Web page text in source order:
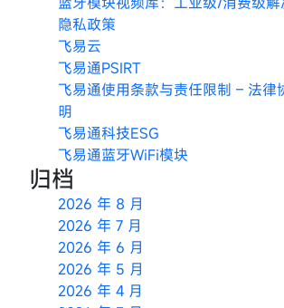
隐私政策
飞易云
飞易通PSIRT
飞易通使用条款与责任限制 – 法律
明
飞易通科技ESG
飞易通蓝牙WiFi模块
归档
2026 年 8 月
2026 年 7 月
2026 年 6 月
2026 年 5 月
2026 年 4 月